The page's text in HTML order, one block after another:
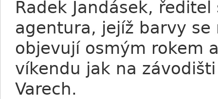
Radek Jandásek,
agentura, jejíž barvy se
objevují osmým rokem
víkendu jak na
Varech.